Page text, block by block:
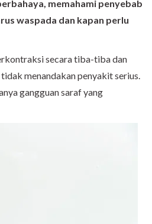
memahami penyebab
waspada dan kapan perlu
secara tiba-tiba dan
menandakan penyakit serius.
gangguan saraf yang